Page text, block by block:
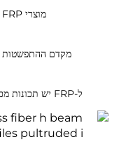
ל-FRP יש תכונות מכניות ausgezeichnetות בטמפרטורות נמוכות.